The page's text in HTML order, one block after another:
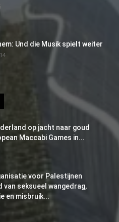
Und die Musik spielt weiter
op jacht naar goud
Maccabi Games in...
voor Palestijnen
van seksueel wangedrag,
en misbruik...